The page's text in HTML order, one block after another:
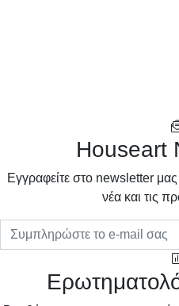
Houseart
Eγγραφείτε στο newsletter
νέα και τις